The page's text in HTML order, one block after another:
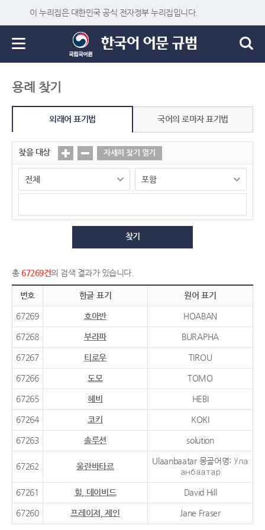
이 누리집은 대한민국 공식 전자정부 누리집입니다.
용례 찾기
외래어 표기법 국어의 로마자 표기법
찾을 대상 자세히 찾기 열기
찾기
총 67269건의 검색 결과가 있습니다.
번호 한글 표기 원어 표기
67269 호아반 HOABAN
67268 부라파 BURAPHA
67267 티로우 TIROU
67266 도모 TOMO
67265 헤비 HEBI
67264 코키 KOKI
67263 솔루션 solution
67262 울란바타르
Ulaanbaatar 몽골어명: Ула
анбаатар
67261 힐, 데이비드 David Hill
67260 프레이저, 제인 Jane Fraser